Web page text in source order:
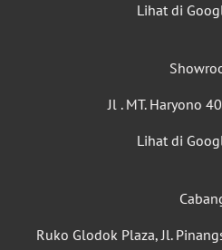
Lihat di
Jl . MT. Haryono
Lihat di
Ruko Glodok Plaza, Jl.